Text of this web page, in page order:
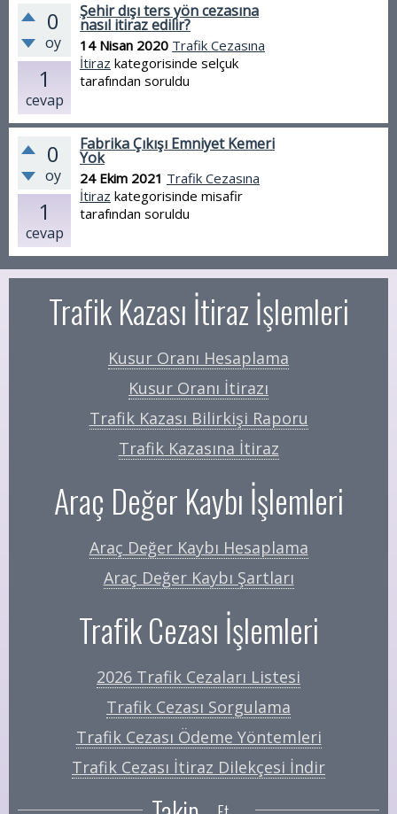
0
oy
1
cevap
Şehir dışı ters yön cezasına
nasıl itiraz edilir?
14 Nisan 2020 Trafik Cezasına
İtiraz kategorisinde selçuk
tarafından soruldu
0
oy
1
cevap
Fabrika Çıkışı Emniyet Kemeri
Yok
24 Ekim 2021 Trafik Cezasına
İtiraz kategorisinde misafir
tarafından soruldu
Trafik Kazası İtiraz İşlemleri
Kusur Oranı Hesaplama
Kusur Oranı İtirazı
Trafik Kazası Bilirkişi Raporu
Trafik Kazasına İtiraz
Araç Değer Kaybı İşlemleri
Araç Değer Kaybı Hesaplama
Araç Değer Kaybı Şartları
Trafik Cezası İşlemleri
2026 Trafik Cezaları Listesi
Trafik Cezası Sorgulama
Trafik Cezası Ödeme Yöntemleri
Trafik Cezası İtiraz Dilekçesi İndir